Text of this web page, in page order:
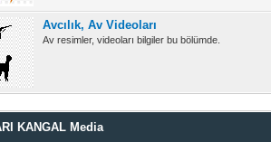
Avcılık, Av Videoları
Av resimler, videoları bilgiler bu bölümde.
KANGAL Media